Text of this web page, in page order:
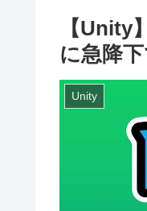
【Unity
に急降
Unity